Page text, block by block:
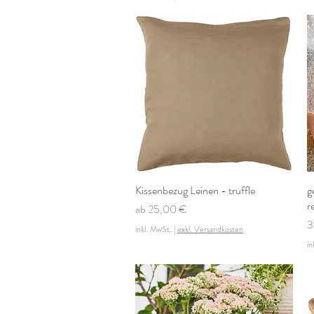
Schnellansicht
Kissenbezug Leinen - truffle
ab 25,00 €
Sale-Preis
inkl. MwSt. |exkl. Versandkosten